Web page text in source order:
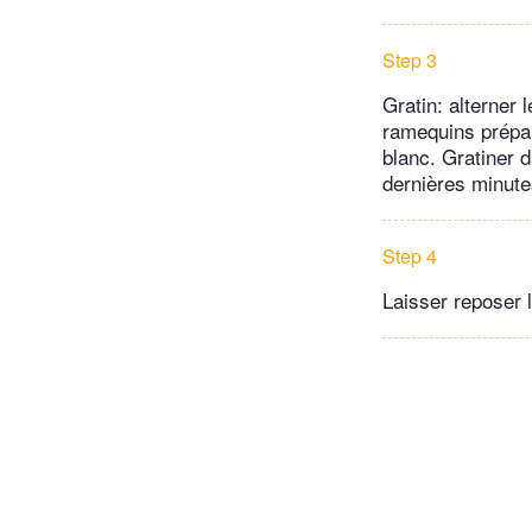
Step 3
Gratin: alterner
ramequins
blanc. Gratiner
dernières
Step 4
Laisser reposer